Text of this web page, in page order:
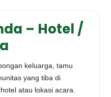
– Hotel /
keluarga, tamu
yang tiba di
atau lokasi acara.